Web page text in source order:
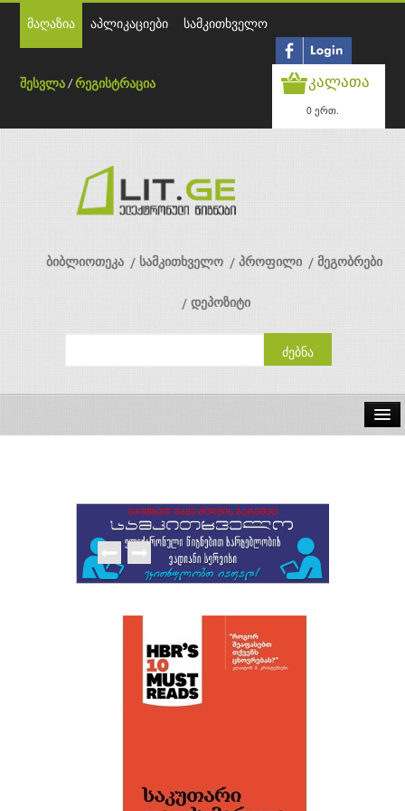
მაღაზია აპლიკაციები სამკითხველო
შესვლა /რეგისტრაცია კალათა
0 ერთ.
ბიბლიოთეკა სამკითხველო პროფილი მეგობრები
დეპოზიტი
გამომცემლობები